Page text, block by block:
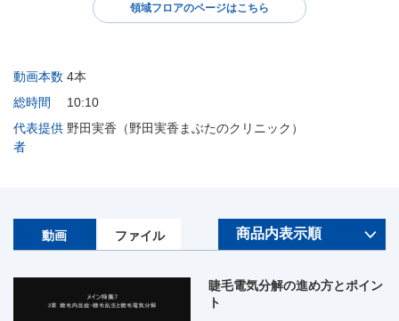
動画本数 4本
総時間
10:10
代表提供
者
野田実香（野田実香まぶたのクリニック）
領域フロアのページはこちら
動画 ファイル
睫毛電気分解の進め方とポイン
ト